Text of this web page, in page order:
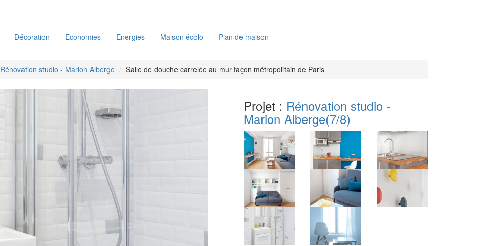
Décoration Economies Energies Maison écolo Plan de maison
Rénovation studio - Marion Alberge Salle de douche carrelée au mur façon métropolitain de Paris
Projet : Rénovation studio -
Marion Alberge(7/8)